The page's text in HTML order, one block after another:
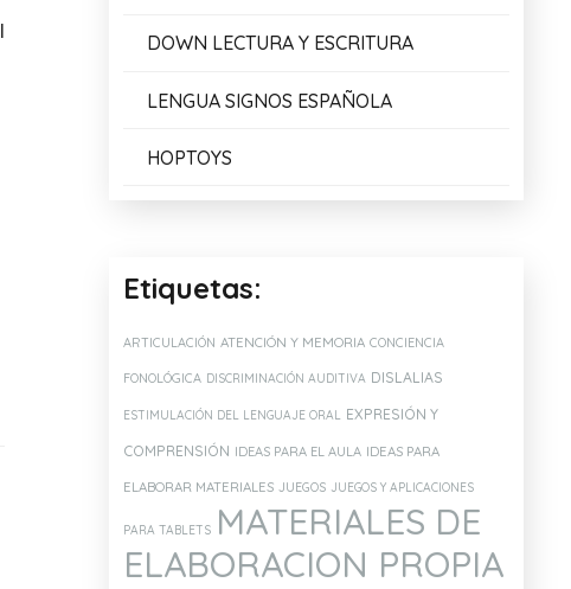
DOWN LECTURA Y ESCRITURA
LENGUA SIGNOS ESPAÑOLA
HOPTOYS
Etiquetas:
ARTICULACIÓN ATENCIÓN Y MEMORIA CONCIENCIA
FONOLÓGICA DISCRIMINACIÓN AUDITIVA DISLALIAS
ESTIMULACIÓN DEL LENGUAJE ORAL EXPRESIÓN Y
COMPRENSIÓN IDEAS PARA EL AULA IDEAS PARA
ELABORAR MATERIALES JUEGOS JUEGOS Y APLICACIONES
PARA TABLETS MATERIALES DE
ELABORACION PROPIA